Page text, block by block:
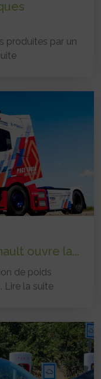
produites par un
ouvre la...
de poids
Lire la suite